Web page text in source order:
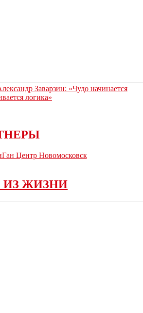
Заварзин: «Чудо начинается
логика»
ИЗ ЖИЗНИ